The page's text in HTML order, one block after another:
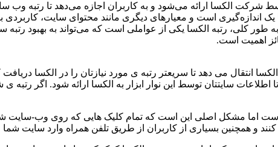
الکسا ارائه می‌شود و به کاربران اجازه می‌دهد تا رتبه وب
یک اندازه‌گیری است و معیارهای دیگری مانند محتوای سایت،
طور کلی، رتبه الکسا یکی از عواملی است که می‌تواند به بهبود
اهمیت است.
انتقال می دهد تا سریعتر رتبه ی مورد نیازتان را در الکسا
ابزار به الکسا ارائه شود. اگر رتبه ی شما زیر 1 میلیون باشد، این کار رتبه ی شما را بطور شگفت آوری
است اما مشکل اصلی این است که تمام کلیک هایی که روی وب-سایت
کنند و همچنین بسیاری از کاربران از طریق تلفن همراه وارد سایت